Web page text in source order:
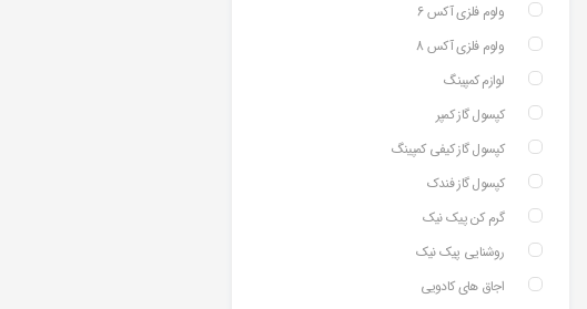
ولوم فلزی آکس 6
ولوم فلزی آکس 8
لوازم کمپینگ
کپسول گاز کمپر
کپسول گاز کیفی کمپینگ
کپسول گاز فندک
گرم کن پیک نیک
روشنایی پیک نیک
اجاق های کادویی